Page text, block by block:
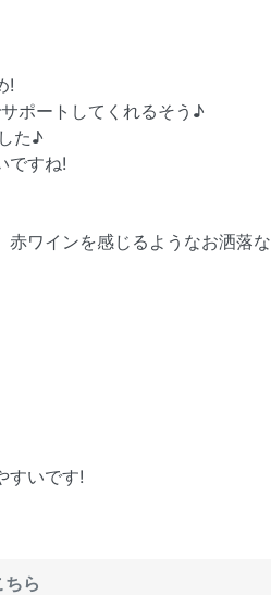
!
ポートしてくれるそう♪
た♪
ですね!
ワインを感じるようなお洒落
すいです!
ら